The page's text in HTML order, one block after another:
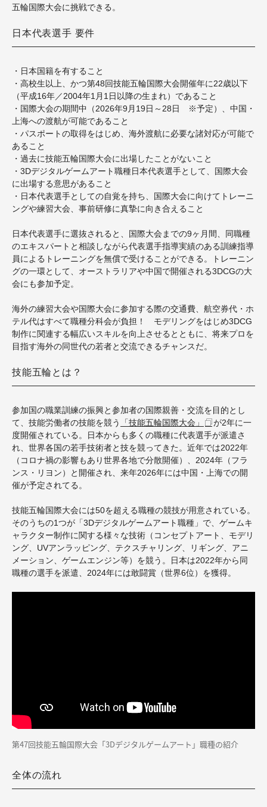
五輪国際大会に挑戦できる。
日本代表選手 要件
・日本国籍を有すること
・高校生以上、かつ第48回技能五輪国際大会開催年に22歳以下
（平成16年／2004年1月1日以降の生まれ）であること
・国際大会の期間中（2026年9月19日～28日 ※予定）、中国・
上海への渡航が可能であること
・パスポートの取得をはじめ、海外渡航に必要な諸対応が可能で
あること
・過去に技能五輪国際大会に出場したことがないこと
・3Dデジタルゲームアート職種日本代表選手として、国際大会
に出場する意思があること
・日本代表選手としての自覚を持ち、国際大会に向けてトレーニ
ングや練習大会、事前研修に真摯に向き合えること
日本代表選手に選抜されると、国際大会までの9ヶ月間、同職種
のエキスパートと相談しながら代表選手指導実績のある訓練指導
員によるトレーニングを無償で受けることができる。トレーニン
グの一環として、オーストラリアや中国で開催される3DCGの大
会にも参加予定。
海外の練習大会や国際大会に参加する際の交通費、航空券代・ホ
テル代はすべて職種分科会が負担！ モデリングをはじめ3DCG
制作に関連する幅広いスキルを向上させるとともに、将来プロを
目指す海外の同世代の若者と交流できるチャンスだ。
技能五輪とは？
参加国の職業訓練の振興と参加者の国際親善・交流を目的とし
て、技能労働者の技能を競う
「技能五輪国際大会」
が2年に一
度開催されている 。日本からも多くの職種に代表選手が派遣さ
れ、 世界各国の若手技術者と技を競ってきた。近年では2022年
（コロナ禍の影響もあり世界各地で分散開催）、2024年（フラ
ンス・リヨン）と開催され、来年2026年には中国・上海での開
催が予定されてる。
技能五輪国際大会には50を超える職種の競技が用意されている。
そのうちの1つが 「3Dデジタルゲームアート職種」 で、ゲームキ
ャラクター制作に関する様々な技術（コンセプトアート、モデリ
ング、UVアンラッピング、テクスチャリング、リギング、アニ
メーション、ゲームエンジン等）を競う。日本は2022年から同
職種の選手を派遣、2024年には敢闘賞（世界6位）を獲得。
第47回技能五輪国際大会「3Dデジタルゲームアート」職種の紹介
全体の流れ